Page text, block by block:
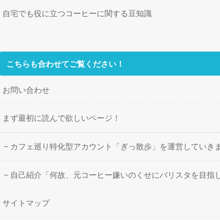
自宅でも役に立つコーヒーに関する豆知識
こちらも合わせてご覧ください！
お問い合わせ
まず最初に読んで欲しいページ！
カフェ巡り特化型アカウント「ぎっ散歩」を運営していき
自己紹介「何故、元コーヒー嫌いのくせにバリスタを目指
サイトマップ